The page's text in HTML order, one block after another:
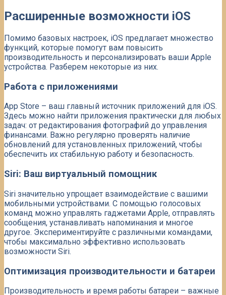
Расширенные возможности iOS
Помимо базовых настроек, iOS предлагает множество
функций, которые помогут вам повысить
производительность и персонализировать ваши Apple
устройства. Разберем некоторые из них.
Работа с приложениями
App Store – ваш главный источник приложений для iOS.
Здесь можно найти приложения практически для любых
задач: от редактирования фотографий до управления
финансами. Важно регулярно проверять наличие
обновлений для установленных приложений, чтобы
обеспечить их стабильную работу и безопасность.
Siri: Ваш виртуальный помощник
Siri значительно упрощает взаимодействие с вашими
мобильными устройствами. С помощью голосовых
команд можно управлять гаджетами Apple, отправлять
сообщения, устанавливать напоминания и многое
другое. Экспериментируйте с различными командами,
чтобы максимально эффективно использовать
возможности Siri.
Оптимизация производительности и батареи
Производительность и время работы батареи – важные